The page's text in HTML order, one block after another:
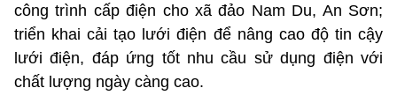
công trình cấp điện cho xã đảo Nam Du, An Sơn;
triển khai cải tạo lưới điện để nâng cao độ tin cậy
lưới điện, đáp ứng tốt nhu cầu sử dụng điện với
chất lượng ngày càng cao.